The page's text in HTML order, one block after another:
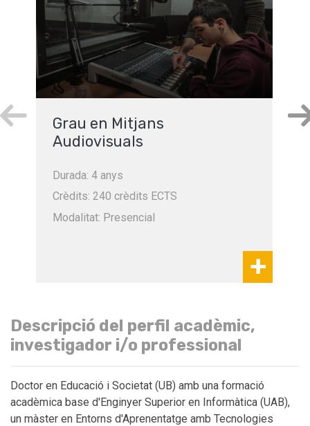
Grau en Mitjans
Audiovisuals
Durada: 4 anys
Crèdits: 240 crèdits ECTS
Modalitat: Presencial
Descripció del perfil acadèmic,
investigador i/o professional
Doctor en Educació i Societat (UB) amb una formació
acadèmica base d'Enginyer Superior en Informàtica (UAB),
un màster en Entorns d'Aprenentatge amb Tecnologies